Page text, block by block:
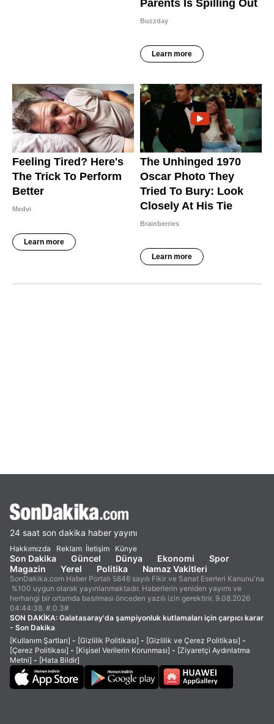
24 saat son dakika haber yayını
Hakkımızda Reklam İletişim Künye
Son Dakika Güncel Dünya Ekonomi
Spor
Magazin
Yerel Politika Namaz Vakitleri
SonDakika.com Haber Portalı 5846 sayılı Fikir ve Sanat Eserleri Kanunu'na
%100 uygun olarak yayınlanmaktadır. Haberlerin yeniden yayımı ve
herhangi bir ortamda basılması önceden yazılı izin gerektirir. 9.08.2026
04:44:38. #.0.3#
SON DAKİKA: Galatasaray'da şampiyonluk kutlamaları için çarpıcı karar
- Son Dakika
[Kullanım Şartları] - [Gizlilik Politikası] - [Gizlilik ve Çerez Politikası] -
[Çerez Politikası] - [Kişisel Verilerin Korunması] - [Ziyaretçi Aydınlatma
Metni] - [Hata Bildir]